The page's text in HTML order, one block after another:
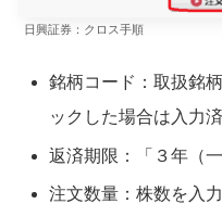
日興証券：クロス手順
銘柄コード：取扱銘
ックした場合は入力済
返済期限：「３年（一
注文数量：株数を入